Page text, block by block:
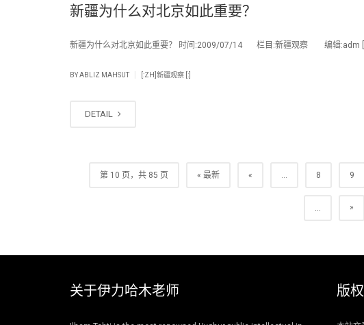
新疆为什么对北京如此重要？
新疆为什么对北京如此重要？ 时间:2009/07/14 栏目:新疆观察 编辑:adm
BYABLIZ MAHSUT [:ZH]新疆观察 [:]
DETAIL
第 10 页，共 85 页 « 最新 « ... 8 9
... »
关于伊力哈木老师 版